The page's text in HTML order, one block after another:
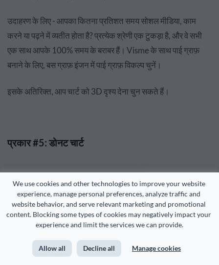
We use cookies and other technologies to improve your website
experience, manage personal preferences, analyze traffic and
website behavior, and serve relevant marketing and promotional
content. Blocking some types of cookies may negatively impact your
experience and limit the services we can provide.
Allow all Decline all Manage cookies
उदाहरण के लिए - आपका कितना प्रतिशत समय सोशल मीडिया, काम
करने या पढ़ने में व्यतीत होता है? प्रत्येक श्रेणी एक टुकड़ा है, और वे सभी
एक साथ आपके 100% समय के बराबर हैं। Visme के साथ पाई ग्राफ़
बनाने के लिए, बस ग्राफ़ इंजन में पाई ग्राफ़ विकल्प चुनें।
इसके अतिरिक्त, आप चार्ट को 3D दृश्य देना चुन सकते हैं।
प्रकार #5: डोनट चार्ट